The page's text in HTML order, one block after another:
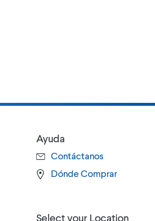
Ayuda
Contáctanos
Dónde Comprar
Select your Location